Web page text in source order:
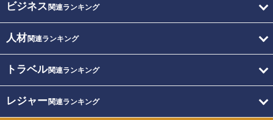
ビジネス 関連ランキング
人材関連ランキング
トラベル関連ランキング
レジャー関連ランキング